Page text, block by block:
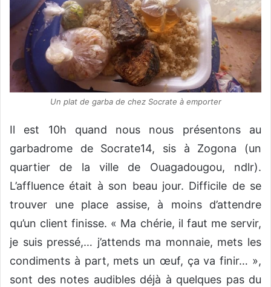
Un plat de garba de chez Socrate à emporter
Il est 10h quand nous nous présentons au
garbadrome de Socrate14, sis à Zogona (un
quartier de la ville de Ouagadougou, ndlr).
L’affluence était à son beau jour. Difficile de se
trouver une place assise, à moins d’attendre
qu’un client finisse. « Ma chérie, il faut me servir,
je suis pressé,… j’attends ma monnaie, mets les
condiments à part, mets un œuf, ça va finir… »,
sont des notes audibles déjà à quelques pas du